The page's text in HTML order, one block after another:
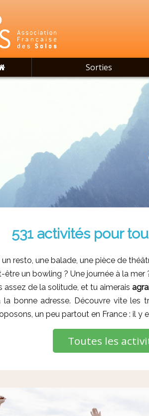
Sorties
531 activités pour
un resto, une balade, une pièce de
être un bowling ? Une journée à la mer
assez de la solitude, et tu aimerais
la bonne adresse. Découvre vite les
un peu partout en France : il y
Toutes les